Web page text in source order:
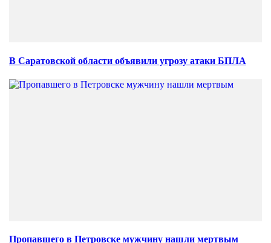
В Саратовской области объявили угрозу атаки БПЛА
Пропавшего в Петровске мужчину нашли мертвым